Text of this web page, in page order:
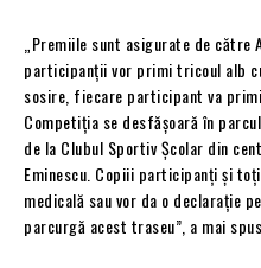
„Premiile sunt asigurate de
participanţii vor primi tricoul alb
sosire, fiecare participant va
Competiţia se desfăşoară în
de la Clubul Sportiv Şcolar din
Eminescu. Copiii participanţi şi
medicală sau vor da o declaraţie
parcurgă acest traseu”, a mai